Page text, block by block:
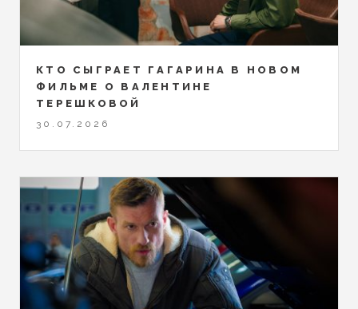
КТО СЫГРАЕТ ГАГАРИНА В НОВОМ
ФИЛЬМЕ О ВАЛЕНТИНЕ
ТЕРЕШКОВОЙ
30.07.2026